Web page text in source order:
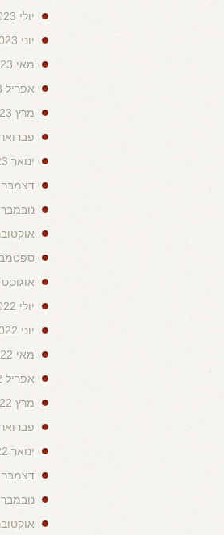
יולי 2023
יוני 2023
מאי 2023
אפריל 2023
מרץ 2023
פברואר 2023
ינואר 2023
דצמבר 2022
נובמבר 2022
אוקטובר
ספטמבר
אוגוסט 2022
יולי 2022
יוני 2022
מאי 2022
אפריל 2022
מרץ 2022
פברואר 2022
ינואר 2022
דצמבר 2021
נובמבר 2021
אוקטובר